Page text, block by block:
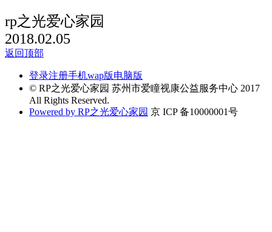
rp之光爱心家园
2018.02.05
返回顶部
登录注册手机wap版电脑版
© RP之光爱心家园 苏州市爱瞳视康公益服务中心 2017
All Rights Reserved.
Powered by RP之光爱心家园 京 ICP 备10000001号